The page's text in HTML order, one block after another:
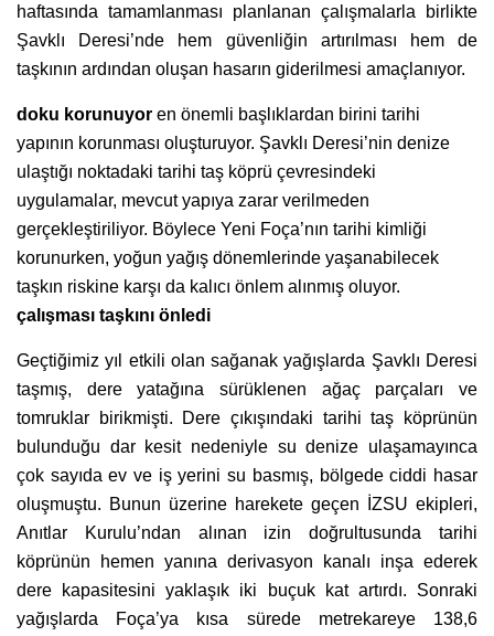
haftasında tamamlanması planlanan çalışmalarla birlikte
Şavklı Deresi’nde hem güvenliğin artırılması hem de
taşkının ardından oluşan hasarın giderilmesi amaçlanıyor.
doku korunuyor en önemli başlıklardan birini tarihi
yapının korunması oluşturuyor. Şavklı Deresi’nin denize
ulaştığı noktadaki tarihi taş köprü çevresindeki
uygulamalar, mevcut yapıya zarar verilmeden
gerçekleştiriliyor. Böylece Yeni Foça’nın tarihi kimliği
korunurken, yoğun yağış dönemlerinde yaşanabilecek
taşkın riskine karşı da kalıcı önlem alınmış oluyor.
çalışması taşkını önledi
Geçtiğimiz yıl etkili olan sağanak yağışlarda Şavklı Deresi
taşmış, dere yatağına sürüklenen ağaç parçaları ve
tomruklar birikmişti. Dere çıkışındaki tarihi taş köprünün
bulunduğu dar kesit nedeniyle su denize ulaşamayınca
çok sayıda ev ve iş yerini su basmış, bölgede ciddi hasar
oluşmuştu. Bunun üzerine harekete geçen İZSU ekipleri,
Anıtlar Kurulu’ndan alınan izin doğrultusunda tarihi
köprünün hemen yanına derivasyon kanalı inşa ederek
dere kapasitesini yaklaşık iki buçuk kat artırdı. Sonraki
yağışlarda Foça’ya kısa sürede metrekareye 138,6